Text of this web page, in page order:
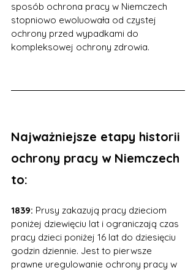
sposób ochrona pracy w Niemczech
stopniowo ewoluowała od czystej
ochrony przed wypadkami do
kompleksowej ochrony zdrowia.
Najważniejsze etapy historii
ochrony pracy w Niemczech
to:
1839: Prusy zakazują pracy dzieciom
poniżej dziewięciu lat i ograniczają czas
pracy dzieci poniżej 16 lat do dziesięciu
godzin dziennie. Jest to pierwsze
prawne uregulowanie ochrony pracy w